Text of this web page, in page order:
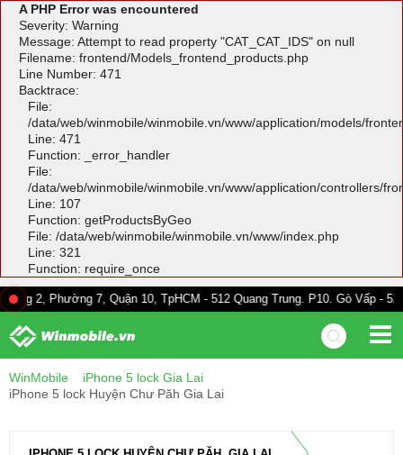
A PHP Error was encountered
Severity: Warning
Message: Attempt to read property "CAT_CAT_IDS" on null
Filename: frontend/Models_frontend_products.php
Line Number: 471
Backtrace:
File:
/data/web/winmobile/winmobile.vn/www/application/models/
Line: 471
Function: _error_handler
File:
/data/web/winmobile/winmobile.vn/www/application/controllers/
Line: 107
Function: getProductsByGeo
File: /data/web/winmobile/winmobile.vn/www/index.php
Line: 321
Function: require_once
7, Quận 10, TpHCM - 512 Quang Trung. P10. Gò Vấp - 528A
WinMobile
iPhone 5 lock Gia Lai
iPhone 5 lock Huyện Chư Păh Gia Lai